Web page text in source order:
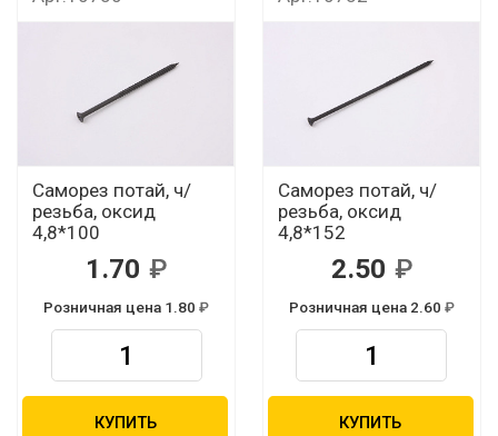
Саморез потай, ч/
резьба, оксид
4,8*100
1.70
Розничная цена 1.80
КУПИТЬ
Саморез потай, ч/
резьба, оксид
4,8*152
2.50
Розничная цена 2.60
КУПИТЬ